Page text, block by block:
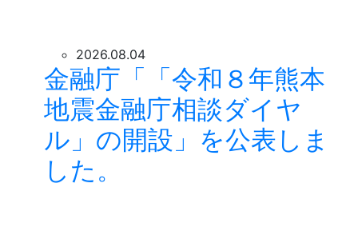
2026.08.04
金融庁「「令和８年熊本
地震金融庁相談ダイヤ
ル」の開設」を公表しま
した。